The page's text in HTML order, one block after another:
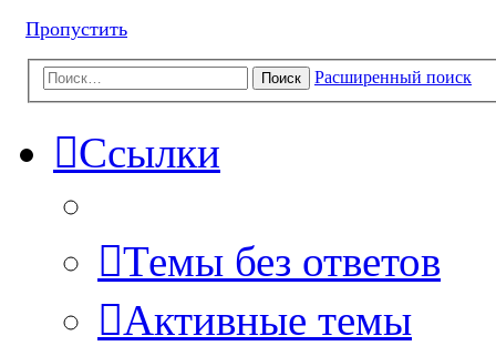
Пропустить
Поиск Расширенный поиск
Ссылки
Темы без ответов
Активные темы